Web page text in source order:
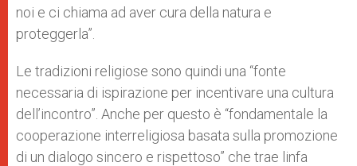
noi e ci chiama ad aver cura della natura e
proteggerla”.
Le tradizioni religiose sono quindi una “fonte
necessaria di ispirazione per incentivare una cultura
dell’incontro”. Anche per questo è “fondamentale la
cooperazione interreligiosa basata sulla promozione
di un dialogo sincero e rispettoso” che trae linfa